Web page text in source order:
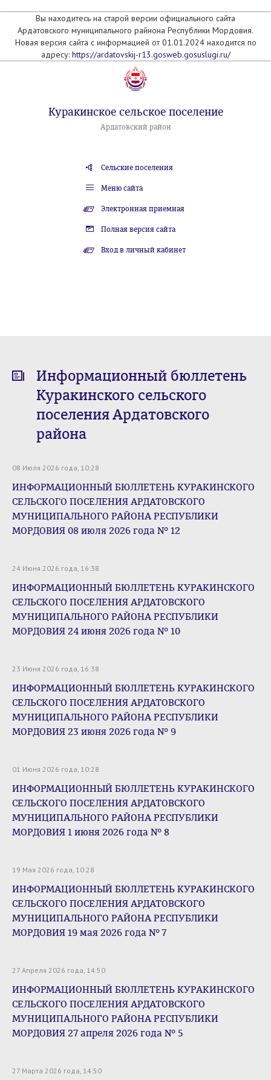
Вы находитесь на старой версии официального сайта
Ардатовского муниципального райнона Республики Мордовия.
Новая версия сайта с информацией от 01.01.2024 находится по
адресу: https://ardatovskij-r13.gosweb.gosuslugi.ru/
Куракинское сельское поселение
Ардатовский район
Сельские поселения
Меню сайта
Электронная приемная
Полная версия сайта
Вход в личный кабинет
Информационный бюллетень
Куракинского сельского
поселения Ардатовского
района
08 Июля 2026 года, 10:28
ИНФОРМАЦИОННЫЙ БЮЛЛЕТЕНЬ КУРАКИНСКОГО
СЕЛЬСКОГО ПОСЕЛЕНИЯ АРДАТОВСКОГО
МУНИЦИПАЛЬНОГО РАЙОНА РЕСПУБЛИКИ
МОРДОВИЯ 08 июля 2026 года № 12
24 Июня 2026 года, 16:38
ИНФОРМАЦИОННЫЙ БЮЛЛЕТЕНЬ КУРАКИНСКОГО
СЕЛЬСКОГО ПОСЕЛЕНИЯ АРДАТОВСКОГО
МУНИЦИПАЛЬНОГО РАЙОНА РЕСПУБЛИКИ
МОРДОВИЯ 24 июня 2026 года № 10
23 Июня 2026 года, 16:38
ИНФОРМАЦИОННЫЙ БЮЛЛЕТЕНЬ КУРАКИНСКОГО
СЕЛЬСКОГО ПОСЕЛЕНИЯ АРДАТОВСКОГО
МУНИЦИПАЛЬНОГО РАЙОНА РЕСПУБЛИКИ
МОРДОВИЯ 23 июня 2026 года № 9
01 Июня 2026 года, 10:28
ИНФОРМАЦИОННЫЙ БЮЛЛЕТЕНЬ КУРАКИНСКОГО
СЕЛЬСКОГО ПОСЕЛЕНИЯ АРДАТОВСКОГО
МУНИЦИПАЛЬНОГО РАЙОНА РЕСПУБЛИКИ
МОРДОВИЯ 1 июня 2026 года № 8
19 Мая 2026 года, 10:28
ИНФОРМАЦИОННЫЙ БЮЛЛЕТЕНЬ КУРАКИНСКОГО
СЕЛЬСКОГО ПОСЕЛЕНИЯ АРДАТОВСКОГО
МУНИЦИПАЛЬНОГО РАЙОНА РЕСПУБЛИКИ
МОРДОВИЯ 19 мая 2026 года № 7
27 Апреля 2026 года, 14:50
ИНФОРМАЦИОННЫЙ БЮЛЛЕТЕНЬ КУРАКИНСКОГО
СЕЛЬСКОГО ПОСЕЛЕНИЯ АРДАТОВСКОГО
МУНИЦИПАЛЬНОГО РАЙОНА РЕСПУБЛИКИ
МОРДОВИЯ 27 апреля 2026 года № 5
27 Марта 2026 года, 14:50